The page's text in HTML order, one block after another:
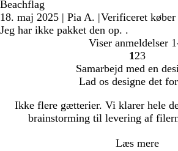
Beachflag
18. maj 2025 | Pia A. |Verificeret køber
Jeg har ikke pakket den op. .
Viser anmeldelser
Gå
til
side
1Gå
til
side
2Gå
til
side
3
Samarbejd med en
Lad os designe det
Ikke flere gætterier. Vi klarer hele
brainstorming til levering af
Læs mere